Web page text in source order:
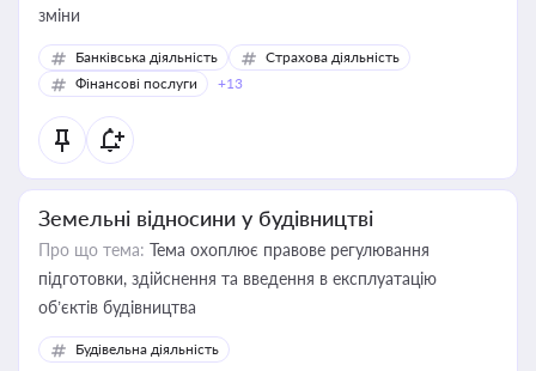
зміни
Банківська діяльність
Страхова діяльність
Фінансові послуги
+13
Земельні відносини у будівництві
Про що тема: Тема охоплює правове регулювання
підготовки, здійснення та введення в експлуатацію
об’єктів будівництва
Будівельна діяльність